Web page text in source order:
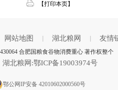
【打印本页】
网站地图 湖北粮网 友情
合肥国粮食谷物消费重心 著作权整个
湖北粮网:鄂ICP备19003974号
鄂公网IP安备 42010602000560号